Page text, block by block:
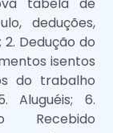
tabela de
deduções,
Dedução do
isentos
do trabalho
Aluguéis; 6.
Recebido